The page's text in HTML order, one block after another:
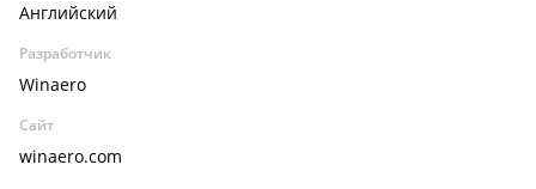
Английский
Разработчик
Winaero
Сайт
winaero.com